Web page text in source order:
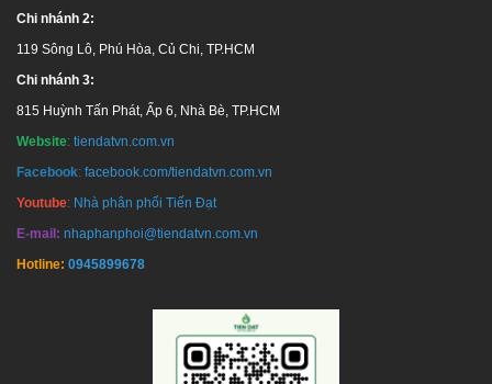
HỆ THỐNG PHÂN PHỐI HÀNG ĐẦU UY TÍN - CHUYÊN
NGHIỆP TẠI TP. HCM
Trụ sở: 65 Trần Văn Mười, Hóc Môn, TP.HCM
Kho Đồng Nai 1
Đường Linh Đông, P. Linh Đông, Q. Thủ Đức, TP.HCM
Tỉnh lộ 10, Xã Lê Minh Xuân, H. Bình Chánh,
TP.HCM
Chi nhánh 2:
119 Sông Lô, Phú Hòa, Củ Chi, TP.HCM
Chi nhánh 3:
815 Huỳnh Tấn Phát, Ấp 6, Nhà Bè, TP.HCM
Website: tiendatvn.com.vn
Facebook: facebook.com/tiendatvn.com.vn
Youtube: Nhà phân phối Tiến Đạt
E-mail: nhaphanphoi@tiendatvn.com.vn
Hotline: 0945899678